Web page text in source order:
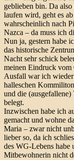
geblieben bin. Da
laufen wird, geht es
wahrscheinlich nach
Nazca – da muss ich
Nun ja, gestern habe
das historische
Nacht sehr schick
meinen Eindruck vom
Ausfall war ich
halleschen
und die
belegt.
Inzwischen habe ich
gemacht und wohne
Maria – zwar nicht
lieber so, da ich
des WG-Lebens habe
Mitbewohnerin nicht